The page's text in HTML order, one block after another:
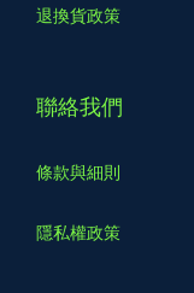
退換貨政策
聯絡我們
條款與細則
隱私權政策